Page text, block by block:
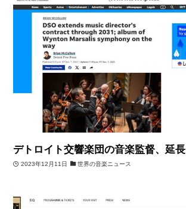
デトロイト交響楽団の音楽監督、延長
2023年12月11日 世界の音楽ニュース